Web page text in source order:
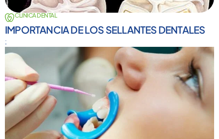
CLINICA DENTAL
IMPORTANCIA DE LOS SELLANTES DENTALES
;